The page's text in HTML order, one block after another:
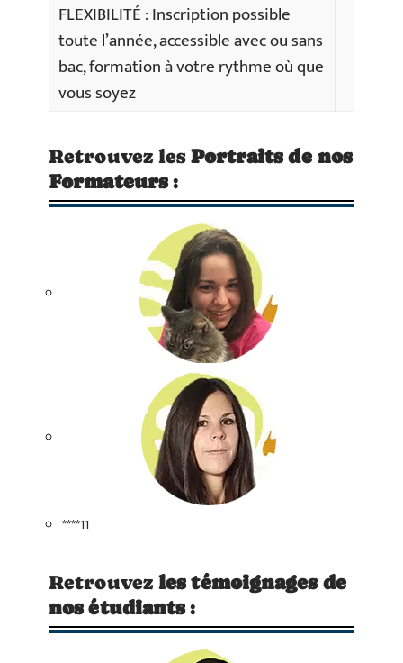
FLEXIBILITÉ : Inscription possible
toute l’année, accessible avec ou sans
bac, formation à votre rythme où que
vous soyez
Retrouvez lesPortraits de nos
Formateurs:
****11
Retrouvez les témoignages de
nos étudiants: